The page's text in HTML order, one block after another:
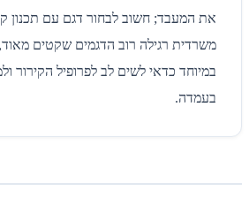
את המעבד; חשוב לבחור דגם עם תכנון
משרדית רגילה רוב הדגמים שקטים מאוד,
במיוחד כדאי לשים לב לפרופיל הקירור
בעמדה.